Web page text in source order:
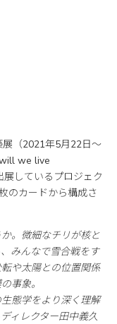
（2021年5月22日〜
we live
しているプロジェク
のカードから構成さ
。微細なチリが核と
みんなで雪合戦をす
や太陽との位置関係
事象。
態学をより深く理解
ィレクター田中義久